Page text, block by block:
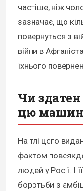
частіше, ніж
зазначає, що
повернуться з
війни в
їхнього
Чи
цю
На тлі цого
фактом
людей у Росії. І
боротьби з